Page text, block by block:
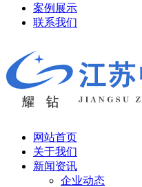
案例展示
联系我们
网站首页
关于我们
新闻资讯
企业动态